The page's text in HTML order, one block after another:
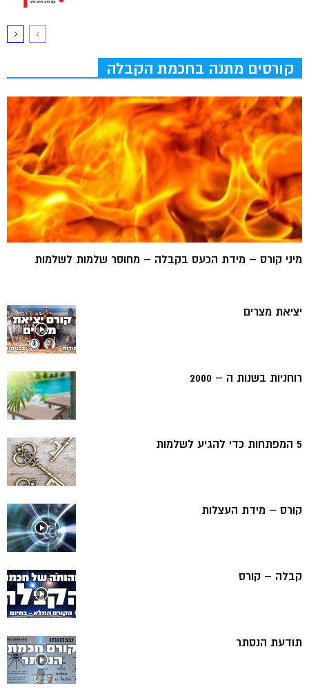
קורסים מתנה בחכמת הקבלה
מיני קורס – מידת הכעס בקבלה – מחוסר שלמות לשלמות
יציאת מצרים
רוחניות בשנות ה – 2000
5 המפתחות כדי להגיע לשלמות
קורס – מידת העצלות
קבלה – קורס
תודעת הנסתר